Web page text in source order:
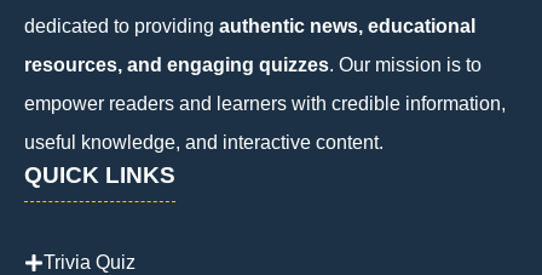
dedicated to providing authentic news, educational
resources, and engaging quizzes. Our mission is to
empower readers and learners with credible information,
useful knowledge, and interactive content.
QUICK LINKS
Trivia Quiz